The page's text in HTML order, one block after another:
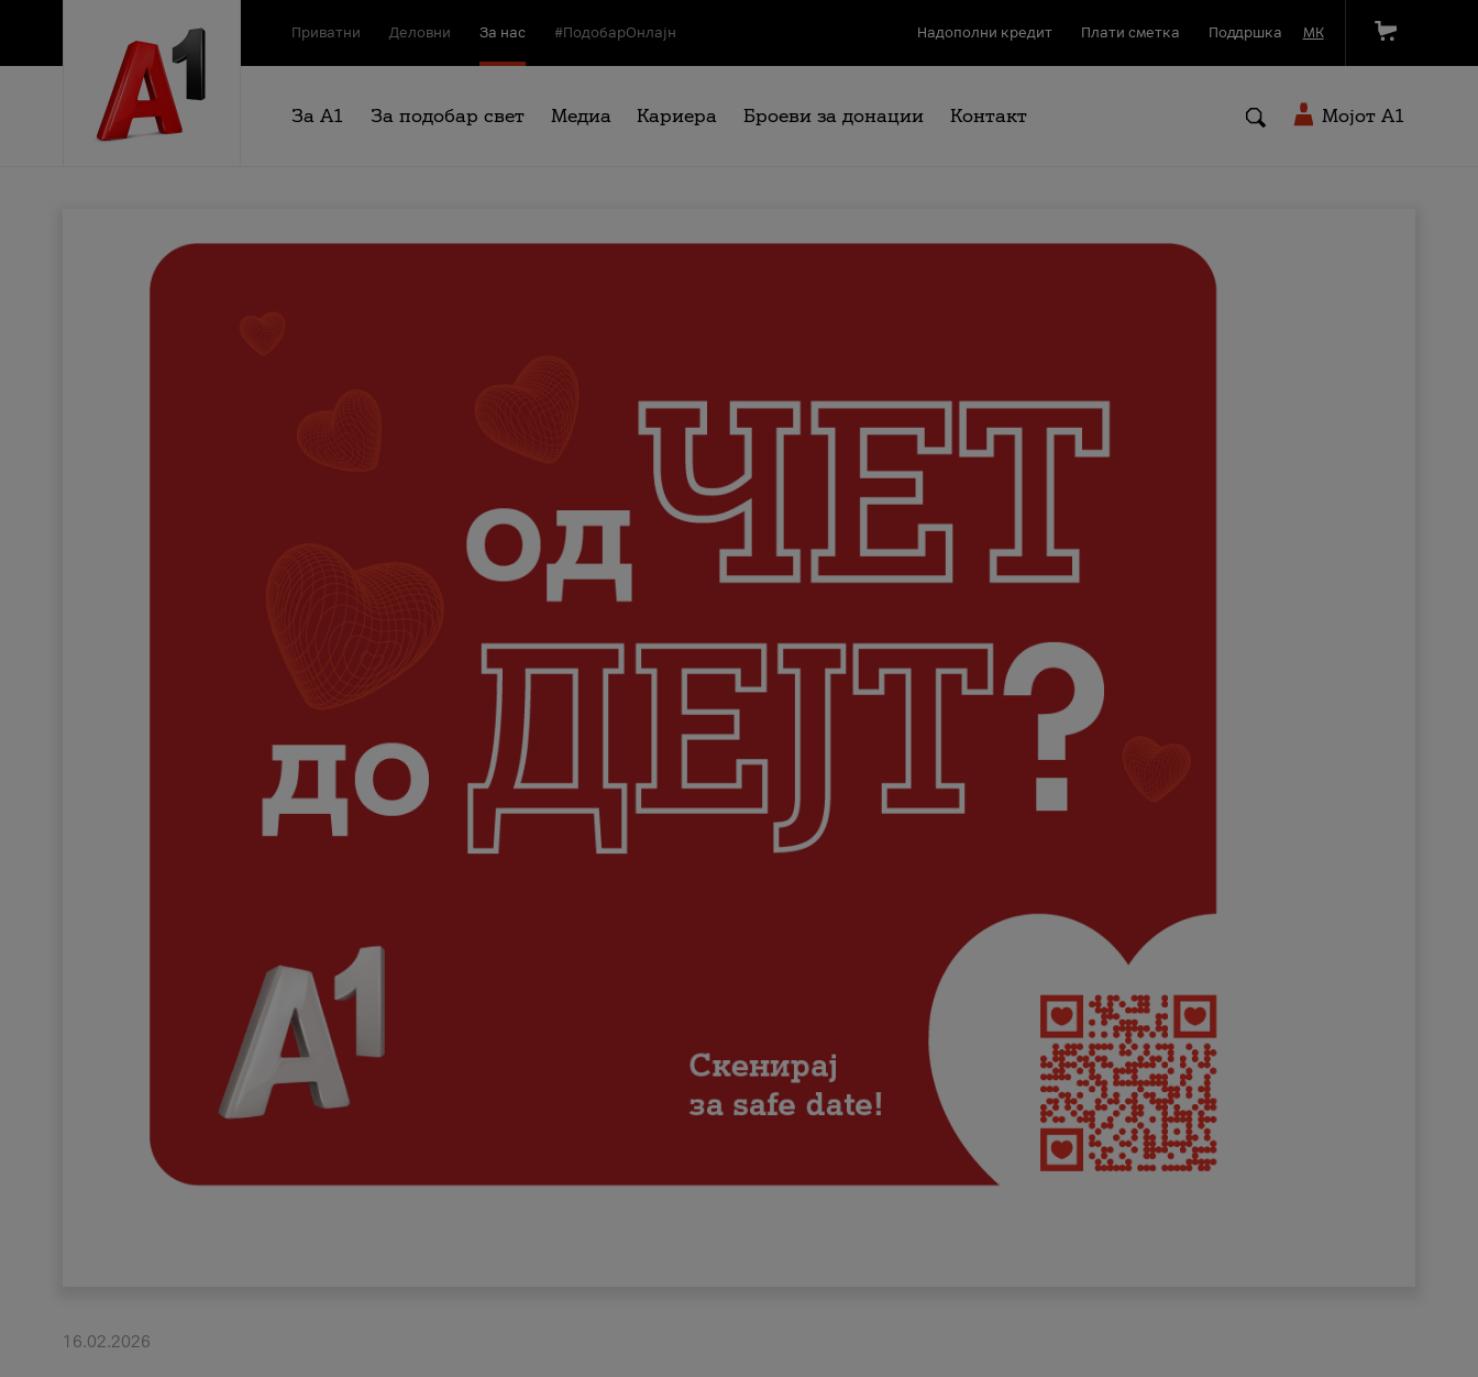
Приватни Деловни За нас #ПодобарОнлајн Надополни кредит Плати сметка Поддршка МК
За А1 За подобар свет Медиа Кариера Броеви за донации Контакт Мојот A1
16.02.2026